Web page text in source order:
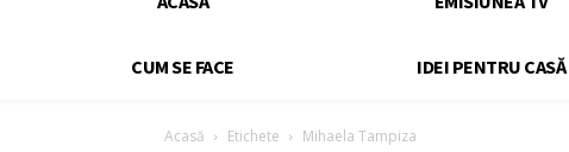
CUM SE FACE IDEI PENTRU CASĂ
Acasă Etichete Mihaela Tampiza